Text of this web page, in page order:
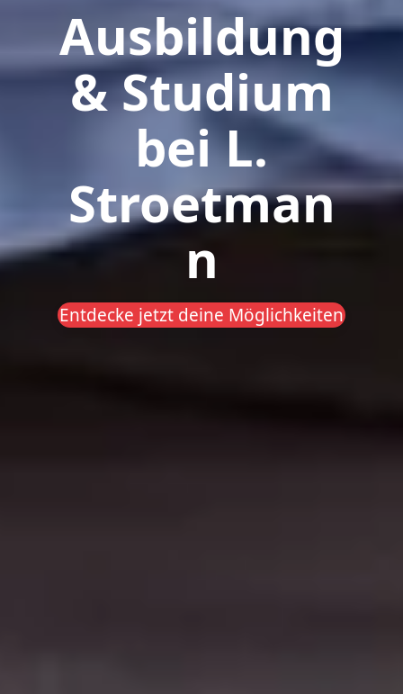
Ausbildung
& Studium
bei L.
Stroetman
n
Entdecke jetzt deine Möglichkeiten